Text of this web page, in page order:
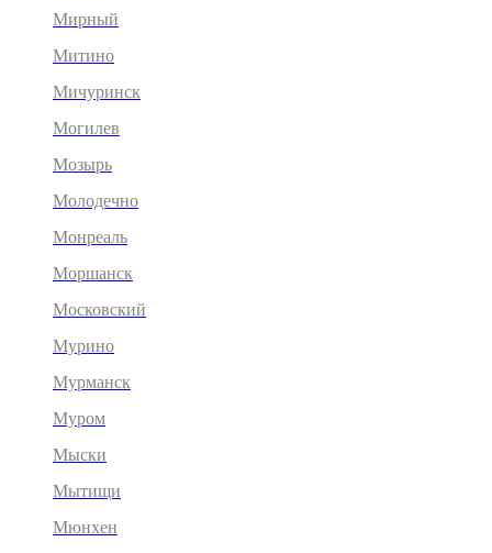
Мирный
Митино
Мичуринск
Могилев
Мозырь
Молодечно
Монреаль
Моршанск
Московский
Мурино
Мурманск
Муром
Мыски
Мытищи
Мюнхен